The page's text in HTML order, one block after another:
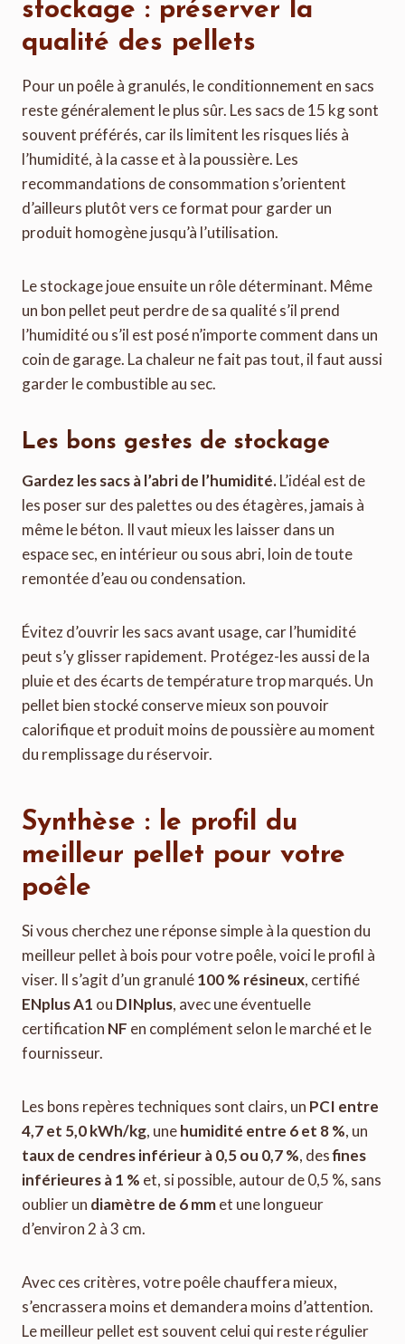
stockage : préserver la
qualité des pellets
Pour un poêle à granulés, le conditionnement en sacs
reste généralement le plus sûr. Les sacs de 15 kg sont
souvent préférés, car ils limitent les risques liés à
l’humidité, à la casse et à la poussière. Les
recommandations de consommation s’orientent
d’ailleurs plutôt vers ce format pour garder un
produit homogène jusqu’à l’utilisation.
Le stockage joue ensuite un rôle déterminant. Même
un bon pellet peut perdre de sa qualité s’il prend
l’humidité ou s’il est posé n’importe comment dans un
coin de garage. La chaleur ne fait pas tout, il faut aussi
garder le combustible au sec.
Les bons gestes de stockage
Gardez les sacs à l’abri de l’humidité.L’idéal est de
les poser sur des palettes ou des étagères, jamais à
même le béton. Il vaut mieux les laisser dans un
espace sec, en intérieur ou sous abri, loin de toute
remontée d’eau ou condensation.
Évitez d’ouvrir les sacs avant usage, car l’humidité
peut s’y glisser rapidement. Protégez-les aussi de la
pluie et des écarts de température trop marqués. Un
pellet bien stocké conserve mieux son pouvoir
calorifique et produit moins de poussière au moment
du remplissage du réservoir.
Synthèse : le profil du
meilleur pellet pour votre
poêle
Si vous cherchez une réponse simple à la question du
meilleur pellet à bois pour votre poêle, voici le profil à
viser. Il s’agit d’un granulé100 % résineux, certifié
ENplus A1 ou DINplus, avec une éventuelle
certification NF en complément selon le marché et le
fournisseur.
Les bons repères techniques sont clairs, un PCI entre
4,7 et 5,0 kWh/kg, unehumidité entre 6 et 8 %, un
taux de cendres inférieur à 0,5 ou 0,7 %, desfines
inférieures à 1 % et, si possible, autour de 0,5 %, sans
oublier un diamètre de 6 mmet une longueur
d’environ 2 à 3 cm.
Avec ces critères, votre poêle chauffera mieux,
s’encrassera moins et demandera moins d’attention.
Le meilleur pellet est souvent celui qui reste régulier